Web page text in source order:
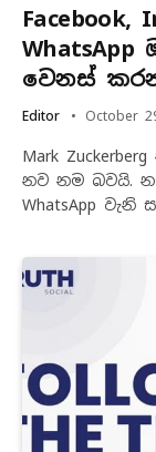
Facebook,
වෙනස්
Editor October
Mark
නව නම බවයි.
WhatsApp වැනි